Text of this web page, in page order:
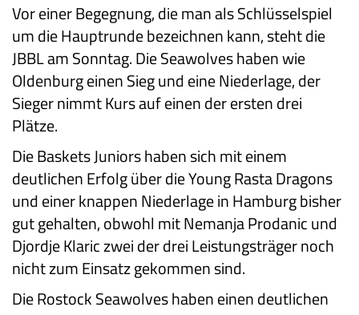
Vor einer Begegnung, die man als Schlüsselspiel
um die Hauptrunde bezeichnen kann, steht die
JBBL am Sonntag. Die Seawolves haben wie
Oldenburg einen Sieg und eine Niederlage, der
Sieger nimmt Kurs auf einen der ersten drei
Plätze.
Die Baskets Juniors haben sich mit einem
deutlichen Erfolg über die Young Rasta Dragons
und einer knappen Niederlage in Hamburg bisher
gut gehalten, obwohl mit Nemanja Prodanic und
Djordje Klaric zwei der drei Leistungsträger noch
nicht zum Einsatz gekommen sind.
Die Rostock Seawolves haben einen deutlichen